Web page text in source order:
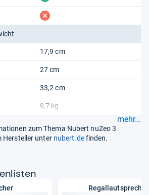
fehlt
17,9 cm
27 cm
33,2 cm
9,7 kg
mehr...
zum Thema Nubert nuZeo 3
Hersteller unter nubert.definden.
Regallautsprecher